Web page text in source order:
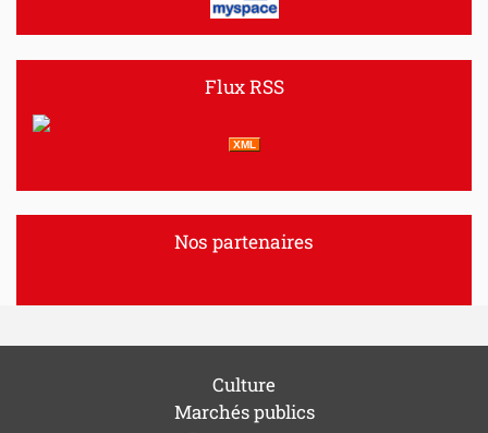
Flux RSS
XML
Nos partenaires
Culture
Marchés publics